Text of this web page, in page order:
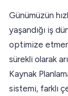
Günümüzün
yaşandığı iş
optimize
sürekli olarak
Kaynak
sistemi, farklı